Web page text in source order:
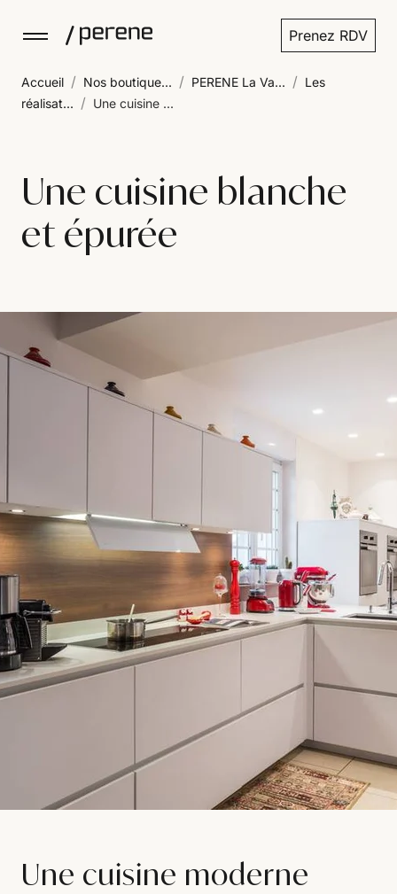
Prenez RDV
Accueil / Nos boutique... / PERENE La Va... / Les
réalisat... / Une cuisine ...
Une cuisine blanche
et épurée
Une cuisine moderne